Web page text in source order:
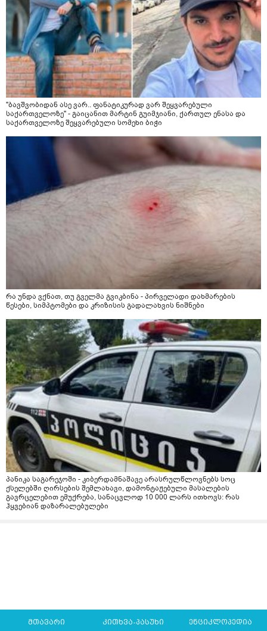
"ბავშვობიდან ასე ვარ.. ფანატიკურად ვარ შეყვარებული
საქართველოზე" - გაიცანით მარტინ გუიმჯიანი, ქართულ ენასა და
საქართველოზე შეყვარებული სომეხი ბიჭი
რა უნდა ვქნათ, თუ გველმა გვიკბინა - პირველადი დახმარების
წესები, სიმპტომები და კრიზისის გადალახვის ნიშნები
პანიკა საგარეჯოში - კიბერდამნაშავე არასრულწლოვნებს სოც
ქსელებში ღირსების შემლახავი, დამონტაჟებული მასალების
გავრცელებით ემუქრება, სანაცვლოდ 10 000 ლარს ითხოვს: რას
ჰყვებიან დაზარალებულები
მთავარი კითხვა-პასუხი ენციკლოპედია